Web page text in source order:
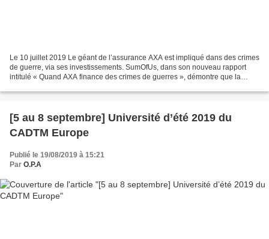
Le 10 juillet 2019 Le géant de l’assurance AXA est impliqué dans des crimes
de guerre, via ses investissements. SumOfUs, dans son nouveau rapport
intitulé « Quand AXA finance des crimes de guerres », démontre que la
[5 au 8 septembre] Université d’été 2019 du
CADTM Europe
Publié le 19/08/2019 à 15:21
Par O.P.A